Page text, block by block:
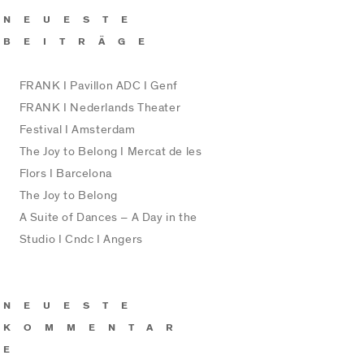
NEUESTE
BEITRÄGE
FRANK I Pavillon ADC I Genf
FRANK I Nederlands Theater
Festival I Amsterdam
The Joy to Belong I Mercat de les
Flors I Barcelona
The Joy to Belong
A Suite of Dances – A Day in the
Studio I Cndc I Angers
NEUESTE
KOMMENTAR
E